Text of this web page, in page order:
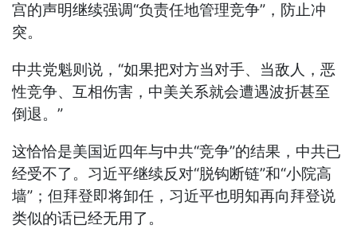
宫的声明继续强调“负责任地管理竞争”，防止冲
突。
中共党魁则说，“如果把对方当对手、当敌人，恶
性竞争、互相伤害，中美关系就会遭遇波折甚至
倒退。”
这恰恰是美国近四年与中共“竞争”的结果，中共已
经受不了。习近平继续反对“脱钩断链”和“小院高
墙”；但拜登即将卸任，习近平也明知再向拜登说
类似的话已经无用了。